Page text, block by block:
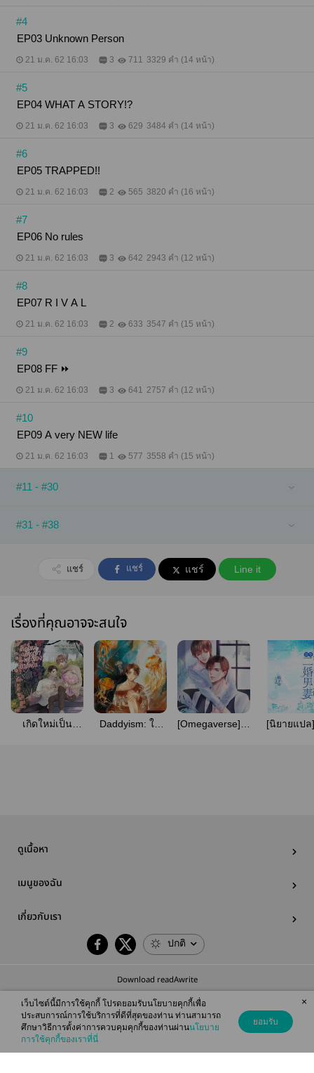
#4
EP03 Unknown Person
21 ม.ค. 62 16:03 3 711 3329 คำ (14 หน้า)
#5
EP04 WHAT A STORY!?
21 ม.ค. 62 16:03 3 629 3484 คำ (14 หน้า)
#6
EP05 TRAPPED!!
21 ม.ค. 62 16:03 2 565 3820 คำ (16 หน้า)
#7
EP06 No rules
21 ม.ค. 62 16:03 3 642 2943 คำ (12 หน้า)
#8
EP07 R I V A L
21 ม.ค. 62 16:03 2 633 3547 คำ (15 หน้า)
#9
EP08 FF ⏩
21 ม.ค. 62 16:03 3 641 2757 คำ (12 หน้า)
#10
EP09 A very NEW life
21 ม.ค. 62 16:03 1 577 3558 คำ (15 หน้า)
#11 - #30
#31 - #38
แชร์ แชร์ แชร์ Line it
เรื่องที่คุณอาจจะสนใจ
เกิดใหม่เป็น
Daddyism: ใน
[Omegaverse]แด๊ด
[นิยายแปล
ดูเนื้อหา
เมนูของฉัน
เกี่ยวกับเรา
ปกติ
Download readAwrite
© 2026 readAwrite.com by MEB Corporation Public Company Limited
This site is protected by reCAPTCHA and the Google
เว็บไซต์นี้มีการใช้คุกกี้ โปรดยอมรับนโยบายคุกกี้เพื่อ
ประสบการณ์การใช้บริการที่ดีที่สุดของท่าน ท่านสามารถ
ศึกษาวิธีการตั้งค่าการควบคุมคุกกี้ของท่านผ่านนโยบาย
การใช้คุกกี้ของเราที่นี่
ยอมรับ
×